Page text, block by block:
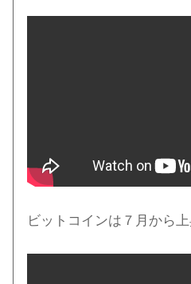
ビットコインは７月から